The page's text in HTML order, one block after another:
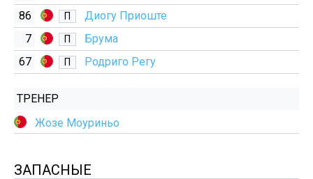
86
П
Диогу Приоште
7
П
Брума
67
П Родриго Регу
ТРЕНЕР
Жозе Моуриньо
ЗАПАСНЫЕ